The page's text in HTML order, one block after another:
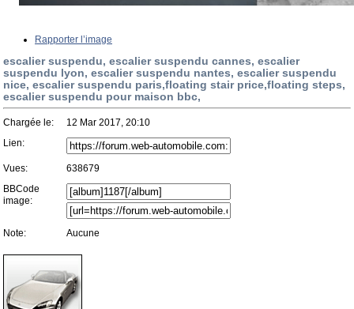
Rapporter l’image
escalier suspendu, escalier suspendu cannes, escalier
suspendu lyon, escalier suspendu nantes, escalier suspendu
nice, escalier suspendu paris,floating stair price,floating steps,
escalier suspendu pour maison bbc,
Chargée le:
12 Mar 2017, 20:10
Lien:
Vues:
638679
BBCode
image:
Note: Aucune